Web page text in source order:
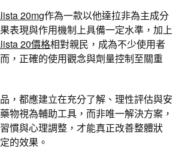
20mg作為一款以他達拉非為主成分
表現與作用機制上具備一定水準，加上
20價格相對親民，成為不少使用者
，正確的使用觀念與劑量控制至關重
，都應建立在充分了解、理性評估與安
物視為輔助工具，而非唯一解決方案，
慣與心理調整，才能真正改善整體狀
的效果。